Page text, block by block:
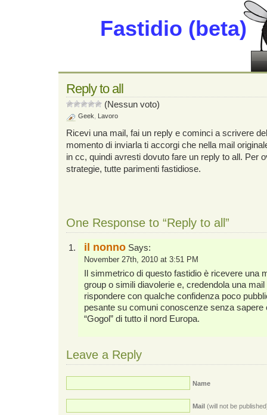
Fastidio (beta)
Reply to all
(Nessun voto)
Geek Lavoro
Ricevi una mail, fai un reply e cominci a scrivere
momento di inviarla ti accorgi che nella mail
in cc, quindi avresti dovuto fare un reply to all. Per
strategie, tutte parimenti fastidiose.
One Response to “Reply to all”
il nonno Says:
November 27th, 2010 at 3:51 PM
Il simmetrico di questo fastidio è ricevere una
group o simili diavolerie e, credendola una
rispondere con qualche confidenza poco
pesante su comuni conoscenze senza sapere
“Gogol” di tutto il nord Europa.
Leave a Reply
Name
Mail (will not be